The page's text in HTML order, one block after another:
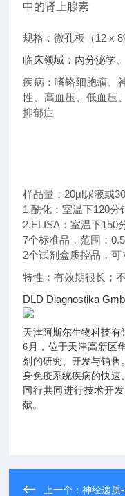
中的肾上腺素
规格：微孔板（12 x 8
临床领域：内分泌学
疾病：嗜铬细胞瘤、
性、高血压、低血压
抑郁症
样品量：20μl尿液或
1.酰化：室温下120分
2.ELISA：室温下150
7个标准品，范围：
2个试剂盒质控品，可
特性：有效期很长；
DLD Diagnostika
天津阿斯尔生物科技有
6月，位于天津高新区
剂的研究、开发与销售。
身免疫系统疾病的快速
同行共同进行技术开
献。
上一个：神经递质